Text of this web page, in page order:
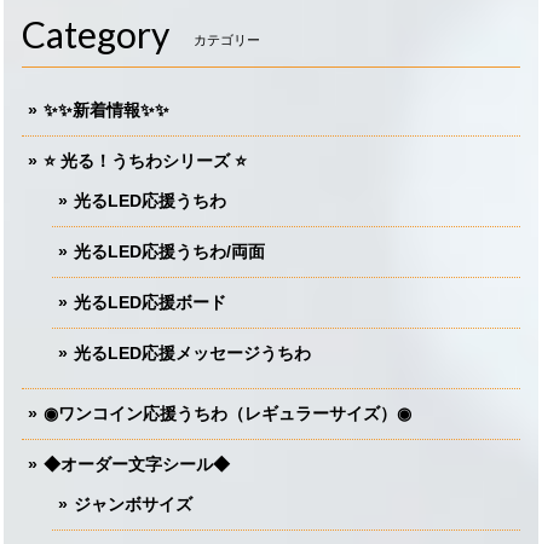
Category カテゴリー
✨✨新着情報✨✨
⭐️ 光る！うちわシリーズ ⭐️
光るLED応援うちわ
光るLED応援うちわ/両面
光るLED応援ボード
光るLED応援メッセージうちわ
◉ワンコイン応援うちわ（レギュラーサイズ）◉
◆オーダー文字シール◆
ジャンボサイズ